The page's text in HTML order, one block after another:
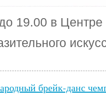
19.00 в Центре
брейк-данс